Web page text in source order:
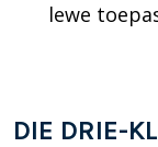
lewe
DIE DRIE-